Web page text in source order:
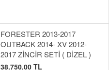
FORESTER 2013-2017
OUTBACK 2014- XV 2012-
2017 ZİNCİR SETİ ( DİZEL )
38.750,00 TL